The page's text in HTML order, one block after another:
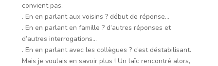
convient pas.
. En en parlant aux voisins ? début de réponse…
. En en parlant en famille ? d’autres réponses et
d’autres interrogations…
. En en parlant avec les collègues ? c’est déstabilisant.
Mais je voulais en savoir plus ! Un laïc rencontré alors,